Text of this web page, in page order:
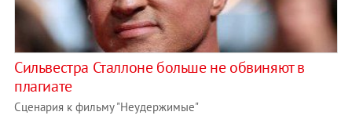
Сильвестра Сталлоне больше не обвиняют в
плагиате
Сценария к фильму "Неудержимые"